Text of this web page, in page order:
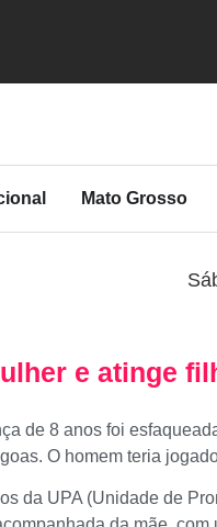
Mato Grosso
e atinge
de 8 anos foi
O homem teria
da UPA (Unidade de